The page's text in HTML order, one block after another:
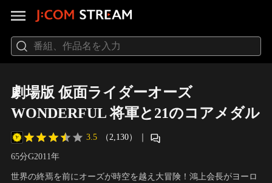
劇場版 仮面ライダーオーズ
WONDERFUL 将軍と21のコアメダル
3.5 （2,130） ｜
65分G2011年
世界の終焉を前にオーズが時空を越え大冒険！鴻上会長がヨーロ